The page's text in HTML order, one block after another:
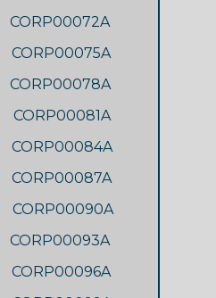
CORP00072A
CORP00075A
CORP00078A
CORP00081A
CORP00084A
CORP00087A
CORP00090A
CORP00093A
CORP00096A